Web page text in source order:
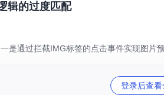
辑的过度匹配
是通过拦截IMG标签的点击事件实现图片
登录后查看